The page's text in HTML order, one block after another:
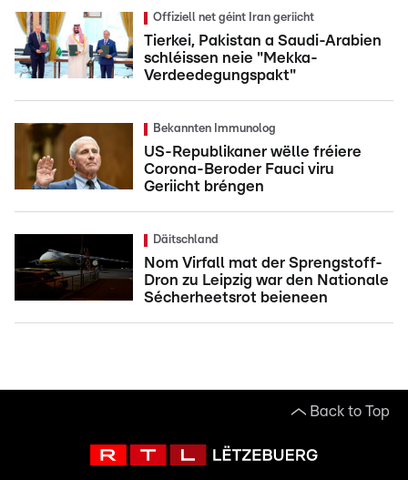
Offiziell net géint Iran geriicht
Tierkei, Pakistan a Saudi-Arabien
schléissen neie "Mekka-
Verdeedegungspakt"
Bekannten Immunolog
US-Republikaner wëlle fréiere
Corona-Beroder Fauci viru
Geriicht bréngen
Däitschland
Nom Virfall mat der Sprengstoff-
Dron zu Leipzig war den Nationale
Sécherheetsrot beieneen
Back to Top